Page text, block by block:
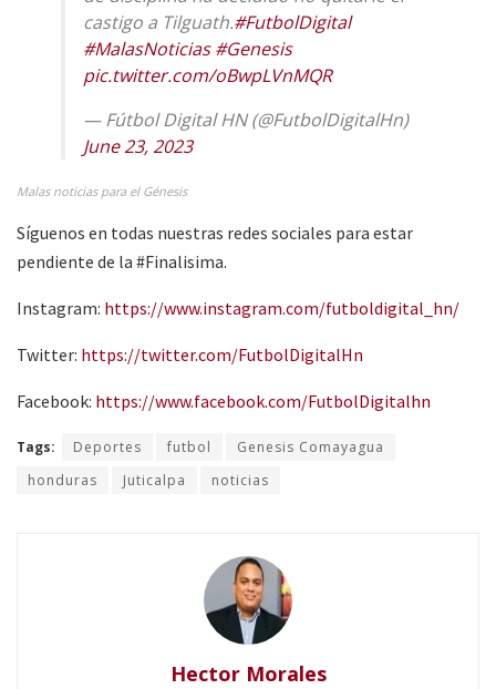
castigo a Tilguath.#FutbolDigital
#MalasNoticias #Genesis
pic.twitter.com/oBwpLVnMQR
— Fútbol Digital HN (@FutbolDigitalHn)
June 23, 2023
Malas noticias para el Génesis
Síguenos en todas nuestras redes sociales para estar
pendiente de la #Finalisima.
Instagram: https://www.instagram.com/futboldigital_hn/
Twitter: https://twitter.com/FutbolDigitalHn
Facebook: https://www.facebook.com/FutbolDigitalhn
Tags: Deportes futbol
Genesis Comayagua
honduras
Juticalpa noticias
Hector Morales